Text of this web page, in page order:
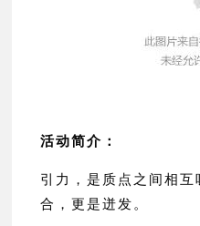
活动简介：
引力，是质点之间相
合，更是迸发。